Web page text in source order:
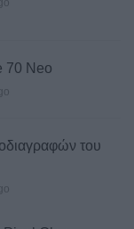
70 Neo
του